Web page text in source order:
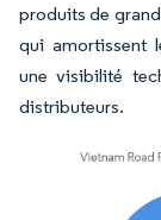
produits de
qui amortissent
une visibilité
distributeurs.